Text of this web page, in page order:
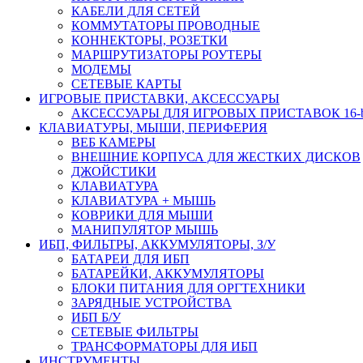
КАБЕЛИ ДЛЯ СЕТЕЙ
КОММУТАТОРЫ ПРОВОДНЫЕ
КОННЕКТОРЫ, РОЗЕТКИ
МАРШРУТИЗАТОРЫ РОУТЕРЫ
МОДЕМЫ
СЕТЕВЫЕ КАРТЫ
ИГРОВЫЕ ПРИСТАВКИ, АКСЕССУАРЫ
АКСЕССУАРЫ ДЛЯ ИГРОВЫХ ПРИСТАВОК 16-
КЛАВИАТУРЫ, МЫШИ, ПЕРИФЕРИЯ
ВЕБ КАМЕРЫ
ВНЕШНИЕ КОРПУСА ДЛЯ ЖЕСТКИХ ДИСКОВ
ДЖОЙСТИКИ
КЛАВИАТУРА
КЛАВИАТУРА + МЫШЬ
КОВРИКИ ДЛЯ МЫШИ
МАНИПУЛЯТОР МЫШЬ
ИБП, ФИЛЬТРЫ, АККУМУЛЯТОРЫ, З/У
БАТАРЕИ ДЛЯ ИБП
БАТАРЕЙКИ, АККУМУЛЯТОРЫ
БЛОКИ ПИТАНИЯ ДЛЯ ОРГТЕХНИКИ
ЗАРЯДНЫЕ УСТРОЙСТВА
ИБП Б/У
СЕТЕВЫЕ ФИЛЬТРЫ
ТРАНСФОРМАТОРЫ ДЛЯ ИБП